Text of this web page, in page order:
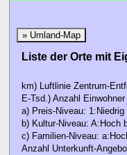
» Umland-Map
Liste der Orte mit
km) Luftlinie Zentrum-
E-Tsd.) Anzahl
a) Preis-Niveau:
b) Kultur-Niveau: A:Hoch
c) Familien-Niveau:
Anzahl Unterkunft-